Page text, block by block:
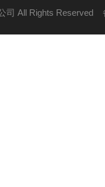
司 All Rights Reserved